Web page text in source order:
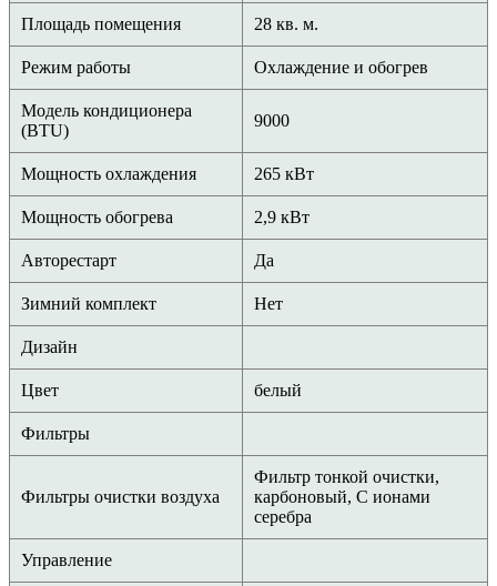
Площадь помещения 28 кв. м.
Режим работы Охлаждение и обогрев
Модель кондиционера
(BTU)
9000
Мощность охлаждения 265 кВт
Мощность обогрева 2,9 кВт
Авторестарт Да
Зимний комплект Нет
Дизайн
Цвет белый
Фильтры
Фильтры очистки воздуха
Фильтр тонкой очистки,
карбоновый, С ионами
серебра
Управление